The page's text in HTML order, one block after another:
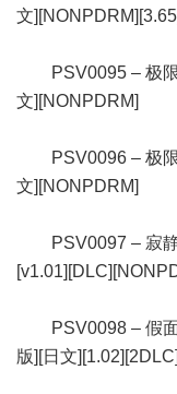
文
PSV0095 – 极限
文][NONPDRM]
PSV0096 – 极限
文][NONPDRM]
PSV0097 – 寂静
PSV0098 – 假面
版][日文